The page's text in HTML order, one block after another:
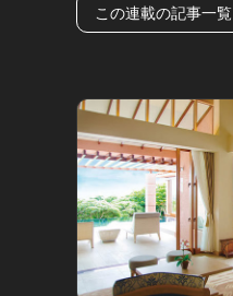
この連載の記事一覧